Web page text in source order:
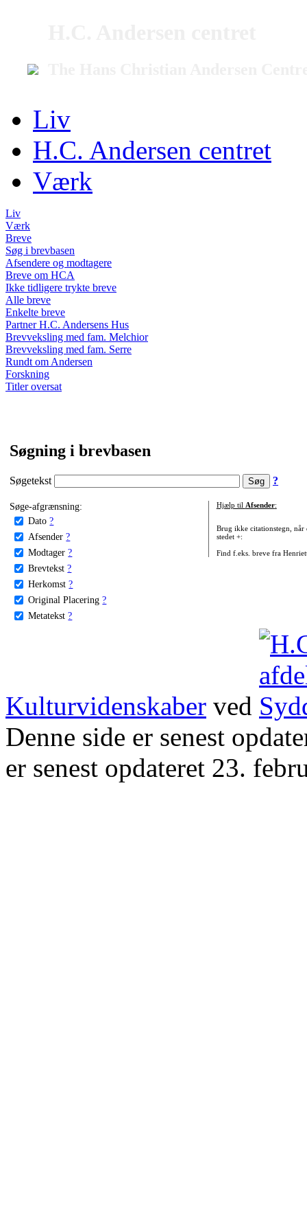
Liv
H.C. Andersen centret
Værk
Liv
Værk
Breve
Søg i brevbasen
Afsendere og modtagere
Breve om HCA
Ikke tidligere trykte breve
Alle breve
Enkelte breve
Partner H.C. Andersens Hus
Brevveksling med fam. Melchior
Brevveksling med fam. Serre
Rundt om Andersen
Forskning
Titler oversat
Søgning i brevbasen
Søgetekst ?
Søge-afgrænsning:
Dato ?
Afsender ?
Modtager ?
Brevtekst ?
Herkomst ?
Original Placering ?
Metatekst ?
Hjælp til Afsender:
Brug ikke citationstegn, når
stedet +:
Find f.eks. breve fra
Kulturvidenskaber ved
Denne side er senest
er senest opdateret 23.